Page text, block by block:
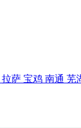
拉萨 宝鸡 南通 芜